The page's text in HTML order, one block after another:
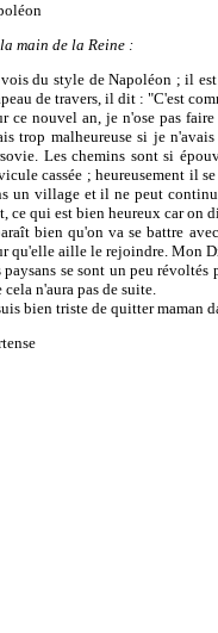
main de la Reine :
du style de Napoléon ; il
de travers, il dit : "C'est
ce nouvel an, je n'ose pas
trop malheureuse si je
Les chemins sont si
cassée ; heureusement il
un village et il ne peut
ce qui est bien heureux car on
bien qu'on va se battre
qu'elle aille le rejoindre. Mon
paysans se sont un peu révoltés
cela n'aura pas de suite.
bien triste de quitter maman